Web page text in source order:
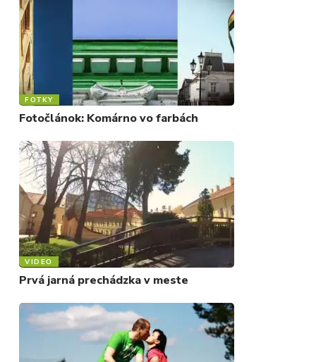
FOTKY
Fotočlánok: Komárno vo farbách
VIDEO
Prvá jarná prechádzka v meste